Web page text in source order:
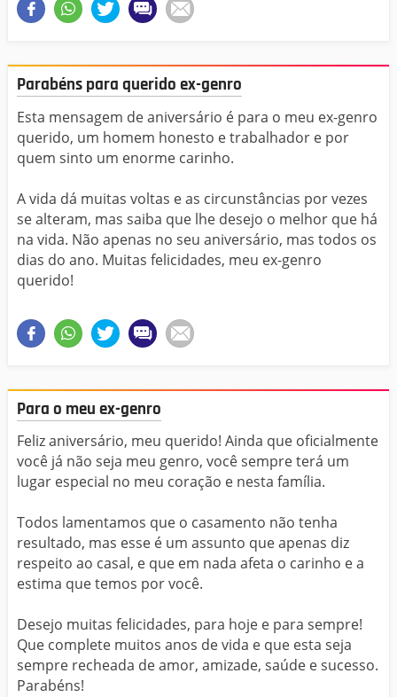
Parabéns para querido ex-genro
Esta mensagem de aniversário é para o meu ex-genro
querido, um homem honesto e trabalhador e por
quem sinto um enorme carinho.
A vida dá muitas voltas e as circunstâncias por vezes
se alteram, mas saiba que lhe desejo o melhor que há
na vida. Não apenas no seu aniversário, mas todos os
dias do ano. Muitas felicidades, meu ex-genro
querido!
Para o meu ex-genro
Feliz aniversário, meu querido! Ainda que oficialmente
você já não seja meu genro, você sempre terá um
lugar especial no meu coração e nesta família.
Todos lamentamos que o casamento não tenha
resultado, mas esse é um assunto que apenas diz
respeito ao casal, e que em nada afeta o carinho e a
estima que temos por você.
Desejo muitas felicidades, para hoje e para sempre!
Que complete muitos anos de vida e que esta seja
sempre recheada de amor, amizade, saúde e sucesso.
Parabéns!